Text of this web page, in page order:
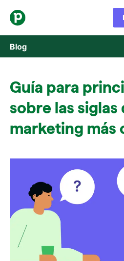
Blog
Marketing
Actualizaciones de Producto
Guía para
sobre las siglas
marketing más